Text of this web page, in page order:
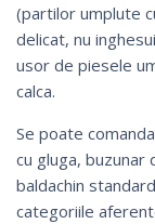
(partilor umplute
delicat, nu
usor de piesele
calca.
Se poate
cu gluga, buzunar
baldachin standard
categoriile